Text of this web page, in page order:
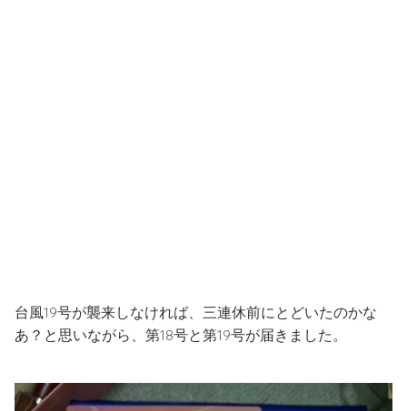
台風19号が襲来しなければ、三連休前にとどいたのかな
あ？と思いながら、第18号と第19号が届きました。